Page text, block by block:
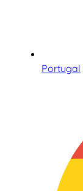
Portugal